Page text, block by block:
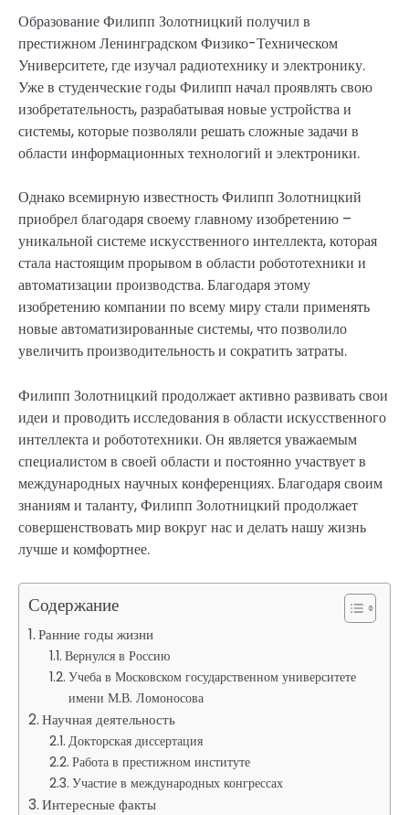
Образование Филипп Золотницкий получил в
престижном Ленинградском Физико-Техническом
Университете, где изучал радиотехнику и электронику.
Уже в студенческие годы Филипп начал проявлять свою
изобретательность, разрабатывая новые устройства и
системы, которые позволяли решать сложные задачи в
области информационных технологий и электроники.
Однако всемирную известность Филипп Золотницкий
приобрел благодаря своему главному изобретению –
уникальной системе искусственного интеллекта, которая
стала настоящим прорывом в области робототехники и
автоматизации производства. Благодаря этому
изобретению компании по всему миру стали применять
новые автоматизированные системы, что позволило
увеличить производительность и сократить затраты.
Филипп Золотницкий продолжает активно развивать свои
идеи и проводить исследования в области искусственного
интеллекта и робототехники. Он является уважаемым
специалистом в своей области и постоянно участвует в
международных научных конференциях. Благодаря своим
знаниям и таланту, Филипп Золотницкий продолжает
совершенствовать мир вокруг нас и делать нашу жизнь
лучше и комфортнее.
Содержание
Ранние годы жизни
Вернулся в Россию
Учеба в Московском государственном университете
имени М.В. Ломоносова
Научная деятельность
Докторская диссертация
Работа в престижном институте
Участие в международных конгрессах
Интересные факты